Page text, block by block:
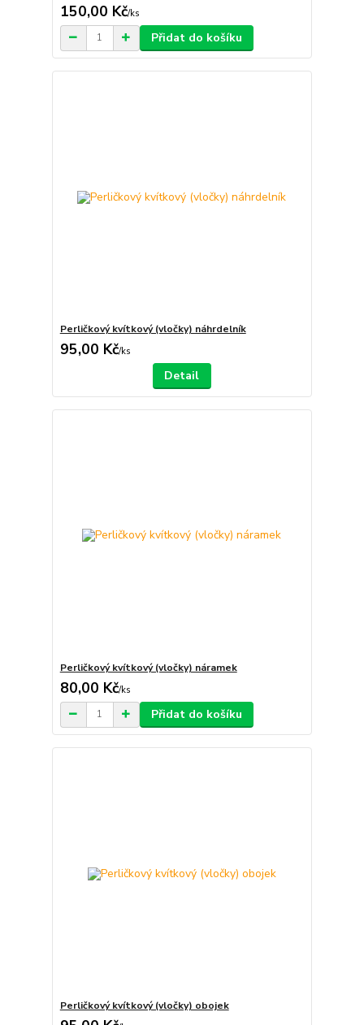
150,00 Kč/ks
Přidat do košíku
Perličkový kvítkový (vločky) náhrdelník
95,00 Kč/ks
Detail
Perličkový kvítkový (vločky) náramek
80,00 Kč/ks
Přidat do košíku
Perličkový kvítkový (vločky) obojek